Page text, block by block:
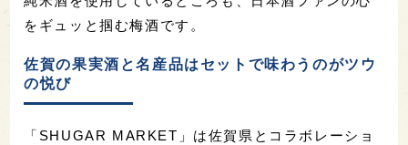
をギュッと掴む梅酒です。
佐賀の果実酒と名産品はセットで味わうのがツウ
の悦び
「SHUGAR MARKET」は佐賀県とコラボレーショ